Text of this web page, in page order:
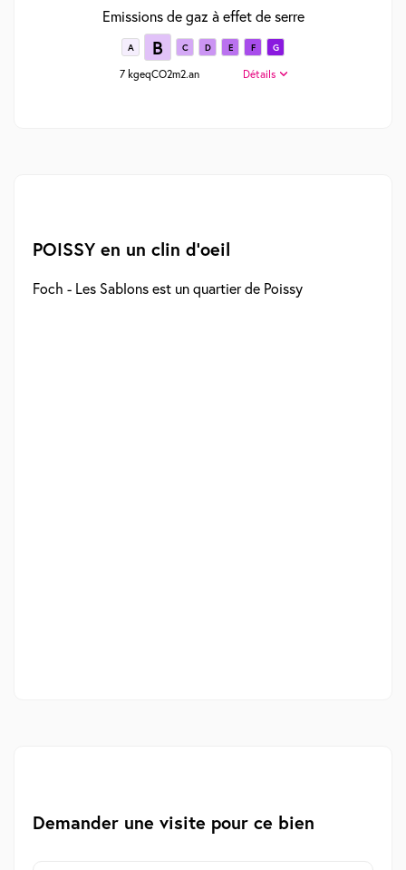
Emissions de gaz à effet de serre
A B C D E F G
7 kgeqCO2m2.an Détails
POISSY en un clin d'oeil
Foch - Les Sablons est un quartier de Poissy
Demander une visite pour ce bien